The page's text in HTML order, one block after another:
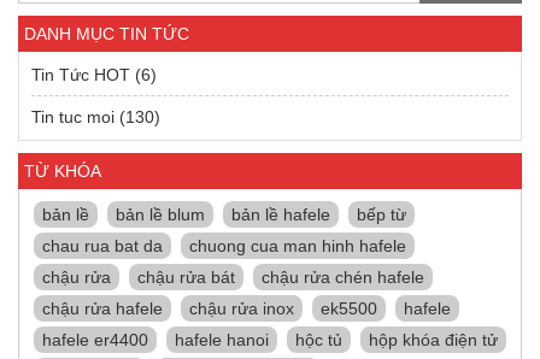
DANH MỤC TIN TỨC
Tin Tức HOT (6)
Tin tuc moi (130)
TỪ KHÓA
bản lề bản lề blum bản lề hafele
bếp từ
chau rua bat da
chuong cua man hinh hafele
chậu rửa
chậu rửa bát
chậu rửa chén hafele
chậu rửa hafele
chậu rửa inox ek5500
hafele
hafele er4400
hafele hanoi hộc tủ
hộp khóa điện tử